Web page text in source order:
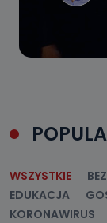
WSZYSTKIE
EDUKACJA
KORONAWIRUS